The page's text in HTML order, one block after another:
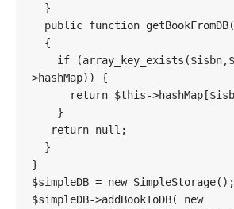
>hashMap)) {
}
$simpleDB = new SimpleStorage();
$simpleDB->addBookToDB( new